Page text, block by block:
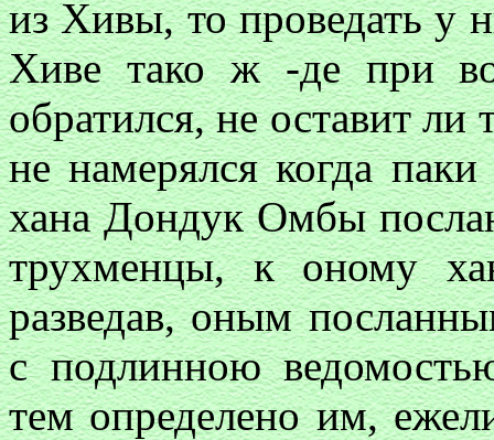
из Хивы, то проведать у
Хиве тако ж -де при
обратился, не оставит ли
не намерялся когда
хана Дондук Омбы
трухменцы, к оному
разведав, оным
с подлинною
тем определено им,